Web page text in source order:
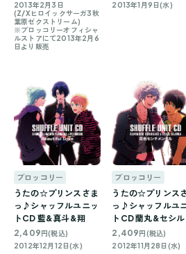
2013年2月3日
(Z/Xヒロイックサーガ3秋
葉原ゼクストリーム)
※ブロッコリーオフィシャ
ルストアにて2013年2月6
日より販売
2013年1月9日(水)
ブロッコリー
うたの☆プリンスさま
っ♪シャッフルユニッ
トCD 藍&真斗&翔
2,409 円(税込)
2012年12月12日(水)
ブロッコリー
うたの☆プリンス
っ♪シャッフルユ
トCD 蘭丸&セシル
2,409 円(税込)
2012年11月28日(水)